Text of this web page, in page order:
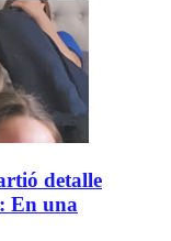
detalle
En una